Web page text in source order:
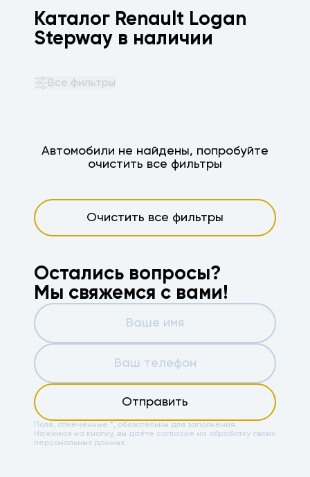
Каталог Renault Logan
Stepway в наличии
Автомобили не найдены, попробуйте
очистить все фильтры
Очистить все фильтры
Все фильтры
Остались вопросы?
Мы свяжемся с вами!
Отправить
Поля, отмеченные *, обязательны для заполнения.
Нажимая на кнопку, вы даёте согласие на обработку своих
персональных данных.